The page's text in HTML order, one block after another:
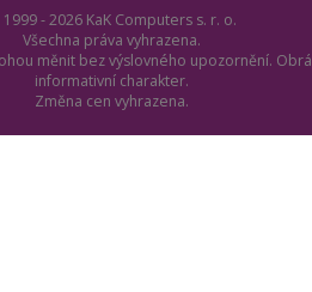
- 2026 KaK Computers s. r. o.
Všechna práva vyhrazena.
měnit bez výslovného upozornění.
informativní charakter.
Změna cen vyhrazena.